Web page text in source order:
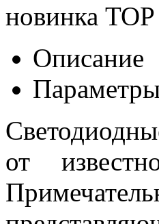
новинка TOP
Описание
от